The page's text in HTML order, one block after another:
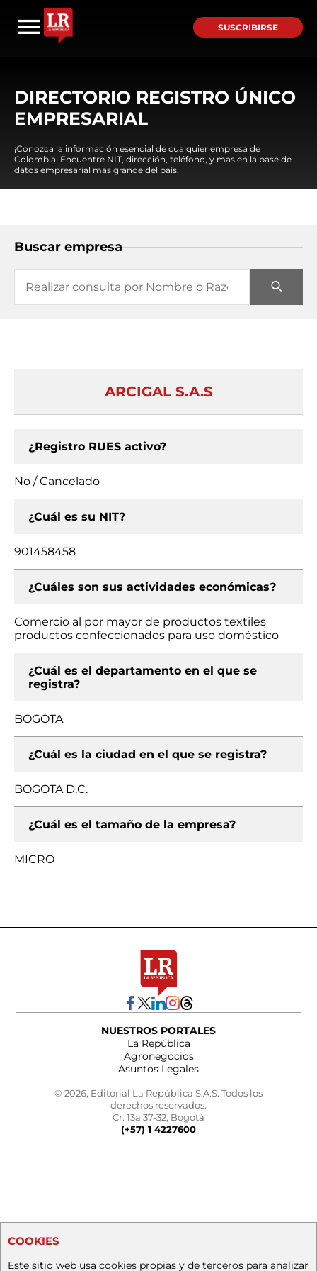
SUSCRIBIRSE
DIRECTORIO REGISTRO ÚNICO
EMPRESARIAL
¡Conozca la información esencial de cualquier empresa de
Colombia! Encuentre NIT, dirección, teléfono, y mas en la base de
datos empresarial mas grande del país.
Buscar empresa
ARCIGAL S.A.S
¿Registro RUES activo?
No / Cancelado
¿Cuál es su NIT?
901458458
¿Cuáles son sus actividades económicas?
Comercio al por mayor de productos textiles
productos confeccionados para uso doméstico
¿Cuál es el departamento en el que se
registra?
BOGOTA
¿Cuál es la ciudad en el que se registra?
BOGOTA D.C.
¿Cuál es el tamaño de la empresa?
MICRO
NUESTROS PORTALES
La República
Agronegocios
Asuntos Legales
© 2026, Editorial La República S.A.S. Todos los
derechos reservados.
Cr. 13a 37-32, Bogotá
(+57) 1 4227600
COOKIES
Este sitio web usa cookies propias y de terceros para analizar